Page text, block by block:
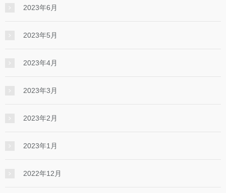
2023年6月
2023年5月
2023年4月
2023年3月
2023年2月
2023年1月
2022年12月